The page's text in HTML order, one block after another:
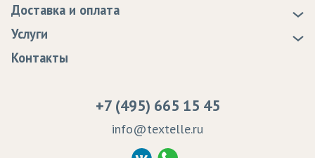
Статьи
Программа лояльности
Сертификаты качества
Судебные решения
Политика Конфиденциальности
Доставка и оплата
Доставка
Оплата
Услуги
Образцы
Контакты
+7 (495) 665 15 45
info@textelle.ru